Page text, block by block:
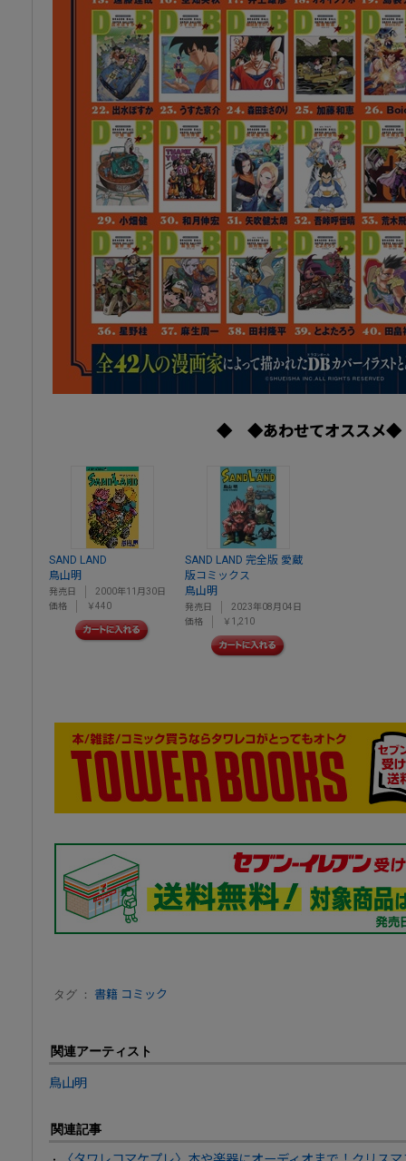
◆ ◆あわせてオスス
SAND LAND
鳥山明
発売日
2000年11月30日
価格
￥440
SAND LAND 完全版 愛蔵
版コミックス
鳥山明
発売日
2023年08月04日
価格
￥1,210
タグ ： 書籍 コミック
関連アーティスト
鳥山明
関連記事